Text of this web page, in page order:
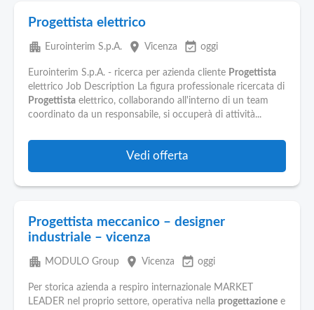
Progettista elettrico
apartment Eurointerim S.p.A. place Vicenza event_available oggi
Eurointerim S.p.A. - ricerca per azienda cliente Progettista
elettrico Job Description La figura professionale ricercata di
Progettista elettrico, collaborando all'interno di un team
coordinato da un responsabile, si occuperà di attività...
Vedi offerta
Progettista meccanico – designer
industriale – vicenza
apartment MODULO Group place Vicenza event_available oggi
Per storica azienda a respiro internazionale MARKET
LEADER nel proprio settore, operativa nella progettazione e